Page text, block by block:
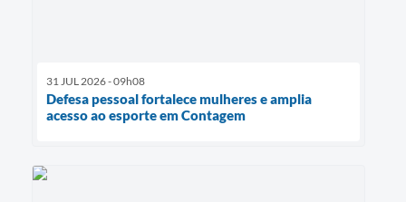
31 JUL 2026 - 09h08
Defesa pessoal fortalece mulheres e amplia
acesso ao esporte em Contagem